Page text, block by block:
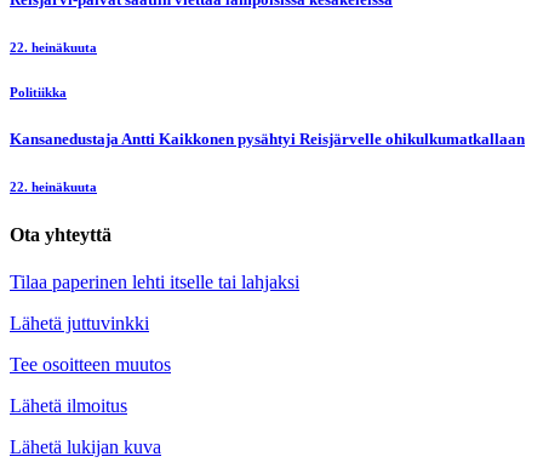
22. heinäkuuta
Politiikka
Kansanedustaja Antti Kaikkonen pysähtyi Reisjärvelle ohikulkumatkallaan
22. heinäkuuta
Ota yhteyttä
Tilaa paperinen lehti itselle tai lahjaksi
Lähetä juttuvinkki
Tee osoitteen muutos
Lähetä ilmoitus
Lähetä lukijan kuva